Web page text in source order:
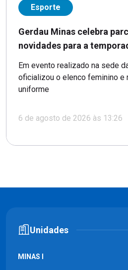
Esporte
Gerdau Minas celebra
novidades para a
Em evento realizado na sede
oficializou o elenco feminino e
uniforme
6 de agosto de 2026 às 13:26
Unidades
MINAS I